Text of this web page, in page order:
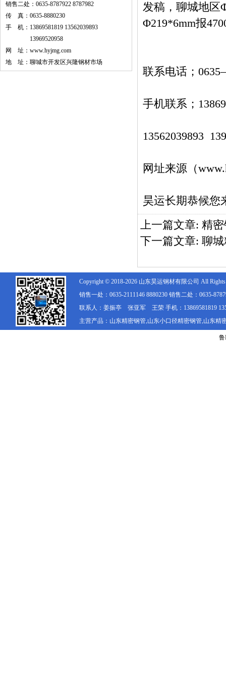
销售二处：0635-8787922 8787982
传 真：0635-8880230
手 机：13869581819 13562039893
13969520958
网 址： www.hyjmg.com
地 址：聊城市开发区兴隆钢材市场
发稿，聊城地区
Φ219*6mm报
联系电话；
手机联系；
13562039893
网址来源（
昊运长期恭候您
上一篇文章: 精
下一篇文章: 聊
Copyright © 2018-2026 山东昊运钢材有限公司 All Rights
销售一处：0635-2111146 8880230 销售二处：0635-
联系人：姜振亭 张亚军 王荣 手机：13869581819
主营产品：山东精密钢管,山东小口径精密钢管,山东精
鲁